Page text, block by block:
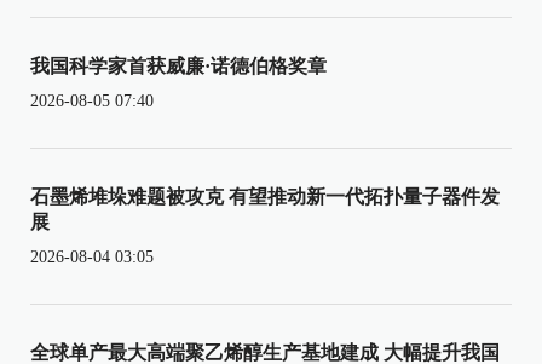
我国科学家首获威廉·诺德伯格奖章
2026-08-05 07:40
石墨烯堆垛难题被攻克 有望推动新一代拓扑量子器件发
展
2026-08-04 03:05
全球单产最大高端聚乙烯醇生产基地建成 大幅提升我国